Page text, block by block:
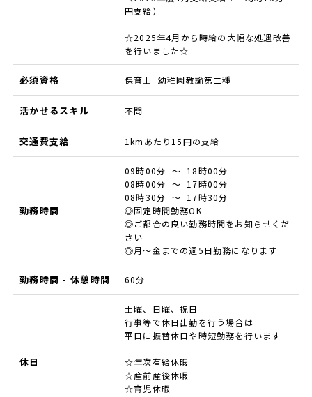
円支給）
☆2025年4月から時給の大幅な処遇改善
を行いました☆
必須資格 保育士 幼稚園教諭第二種
活かせるスキル 不問
交通費支給 1kmあたり15円の支給
勤務時間
09時00分 ～ 18時00分
08時00分 ～ 17時00分
08時30分 ～ 17時30分
◎固定時間勤務OK
◎ご都合の良い勤務時間をお知らせくだ
さい
◎月～金までの週5日勤務になります
勤務時間 - 休憩時間 60分
休日
土曜、日曜、祝日
行事等で休日出勤を行う場合は
平日に振替休日や時短勤務を行います
☆年次有給休暇
☆産前産後休暇
☆育児休暇